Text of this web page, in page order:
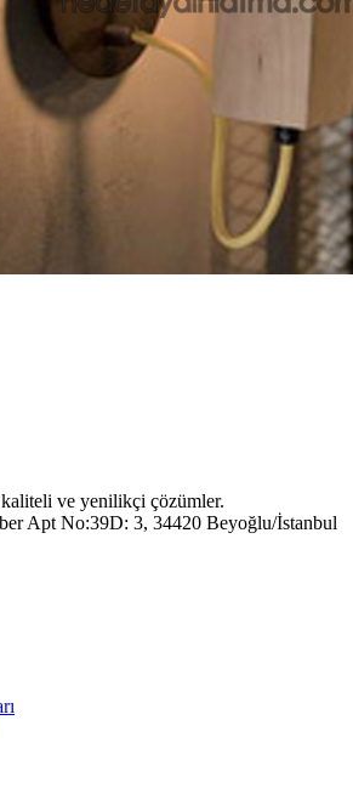
ve yenilikçi çözümler.
Apt No:39D: 3, 34420 Beyoğlu/İstanbul